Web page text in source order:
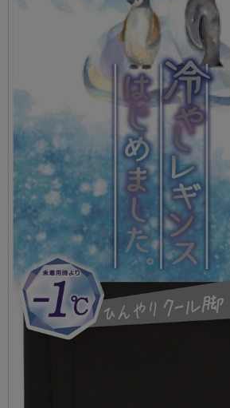
カテゴリから探す
レッグウェア
ストッキング
- 無地ストッキング
- 柄ストッキング
- ショート丈ストッキング
- 着圧ストッキング
- パンティ部レスストッキング
タイツ
- 無地タイツ
- 柄タイツ
インナーウェア
ブラジャー
- ノンワイヤーブラ
- ワイヤーブラ
- ブラトップ
ショーツ
- レギュラーショーツ
- サニタリーショーツ
ライフスタイルウェア
ボトムス
トップス
ルームウェア・パジャマ
アクティブ・スポーツ
- スポーツブラ
- スポーツトップス
レッグウエア
ソックス・靴下
クルー・レギュラー丈ソックス
スニーカー丈・くるぶし丈ソ
ハイソックス
インナーウエア
メンズパンツ
ボクサー
トランクス
Tバック・ビキニ
肌着・インナー
ライフスタイルウェア
ボトムス
トップス
ルームウェア・パジャマ
レッグウエア
ソックス・靴下
クルー・レギュラー丈ソックス
スニーカー丈・くるぶし丈ソッ
ハイソックス
スクールソックス
インナーウエア
ブラジャー
ノンワイヤーブラ
ワイヤーブラ
スポーツブラ
ショーツ
レギュラーショーツ
サニタリーショーツ
ブランドから探す
AZGI
アスティーグ
クリアビューティアクティブ
スゴスト
フェイクタイツ
hotto comfort
Atsugi COLORS
商品選びのお手伝い
お悩み別ガードル
ブラジャー特集
私に似合う、ストッキング選び
タイツの選び方
ご利用ガイド
はじめての方へ
よくある質問（FAQ）
サイズ表